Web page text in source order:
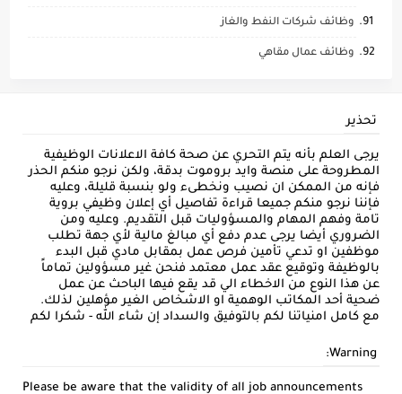
وظائف شركات النفط والغاز
وظائف عمال مقاهي
تحذير
يرجى العلم بأنه يتم التحري عن صحة كافة الاعلانات الوظيفية
المطروحة على منصة وايد بروموت بدقة، ولكن نرجو منكم الحذر
فإنه من الممكن ان نصيب ونخطىء ولو بنسبة قليلة، وعليه
فإننا نرجو منكم جميعا قراءة تفاصيل أي إعلان وظيفي بروية
تامة وفهم المهام والمسؤوليات قبل التقديم. وعليه ومن
الضروري أيضا يرجى عدم دفع أي مبالغ مالية لأي جهة تطلب
موظفين او تدعي تأمين فرص عمل بمقابل مادي قبل البدء
بالوظيفة وتوقيع عقد عمل معتمد فنحن غير مسؤولين تماماً
عن هذا النوع من الاخطاء الي قد يقع فيها الباحث عن عمل
ضحية أحد المكاتب الوهمية او الاشخاص الغير مؤهلين لذلك.
مع كامل امنياتنا لكم بالتوفيق والسداد إن شاء الله - شكرا لكم
Warning:
Please be aware that the validity of all job announcements